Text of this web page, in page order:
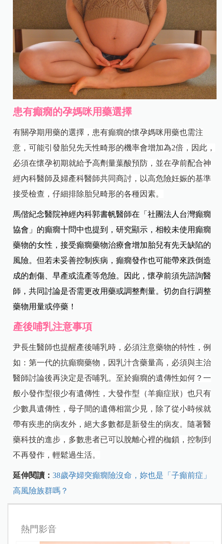
患有癲癇的孕媽咪用藥選擇
有關孕期用藥的選擇，患有癲癇的懷孕媽咪用藥也需注
意，可能引發胎兒先天性畸形的機率會增加為2倍，因此，
必須在懷孕初期就給予高劑量葉酸預防，並在孕前配合神
經內科醫師及婦產科醫師共同商討，以高危險妊娠的基準
接受檢查，仔細排除胎兒畸形的各種因素。
馬偕紀念醫院神經內科郭書帆醫師在「社團法人台灣癲癇
協會」的癲癇十問中也提到，研究顯示，相較未使用癲癇
藥物的女性，接受癲癇藥物治療會增加胎兒有先天缺陷的
風險。但若未妥善控制疾病，癲癇發作也可能帶來跌倒造
成的創傷、早產或流產等危險。因此，懷孕前須先諮詢醫
師，共同討論是否需更改用藥或調整劑量。切勿自行調整
藥物用量或停藥！
產後哺乳注意事項
尹長生醫師也提醒產後哺乳時，必須注意藥物的特性，例
如：第一代的抗癲癇藥物，因乳汁含藥量高，必須與主治
醫師討論後再決定是否哺乳。至於癲癇的遺傳性如何？一
般小發作型很少有遺傳性，大發作型（羊癲症狀）也只有
少數具遺傳性，母子間的遺傳相當少見，除了從小時候就
帶有疾患的病友外，絕大多數都是新發生的病友。隨著醫
藥科技的進步，多數患者已可以脫離心裡的枷鎖，控制到
不再發作，輕鬆過生活。
延伸閱讀：38歲孕婦突癲癇險沒命，妳也是「子癲前症」
高風險族群嗎？
熱門影音